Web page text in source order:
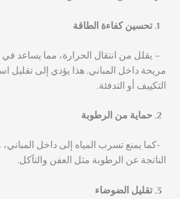
تحسين كفاءة الطاقة
– يقلل من انتقال الحرارة، مما يساعد
مريحة داخل المباني. هذا يؤدي إلى تقليل
التكييف أو التدفئة.
حماية من الرطوبة
-كما يمنع تسرب المياه إلى داخل
الناتجة عن الرطوبة مثل العفن والتآكل.
تقليل الضوضاء